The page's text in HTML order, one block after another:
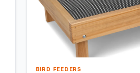
BIRD FEEDERS